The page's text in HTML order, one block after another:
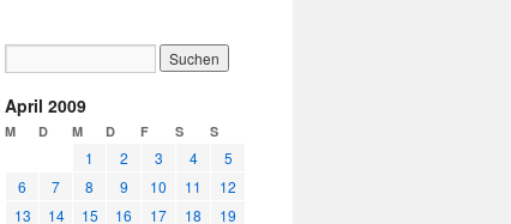
April 2009
M D M D F S S
1 2 3 4
5
6
7 8 9 10 11
12
13
14 15 16 17 18
19